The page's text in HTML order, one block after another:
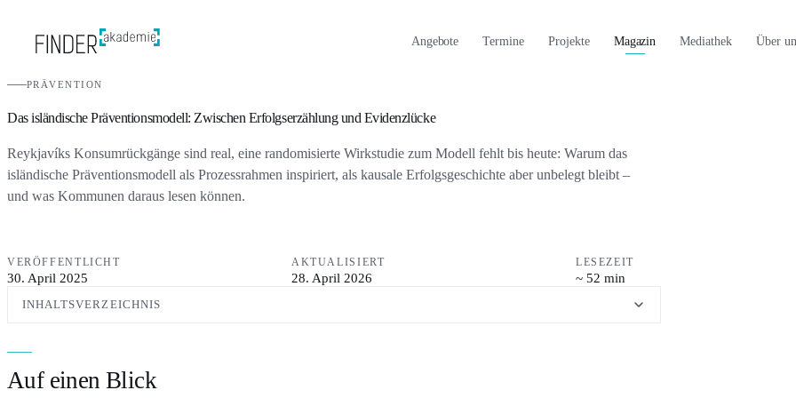
Angebote Termine Projekte Magazin Mediathek Über
PRÄVENTION
Das isländische Präventionsmodell: Zwischen Erfolgserzählung und Evidenzlücke
Reykjavíks Konsumrückgänge sind real, eine randomisierte Wirkstudie zum Modell fehlt bis heute: Warum das
isländische Präventionsmodell als Prozessrahmen inspiriert, als kausale Erfolgsgeschichte aber unbelegt bleibt –
und was Kommunen daraus lesen können.
VERÖFFENTLICHT
30. April 2025
AKTUALISIERT
28. April 2026
LESEZEIT
~ 52 min
INHALTSVERZEICHNIS
Auf einen Blick